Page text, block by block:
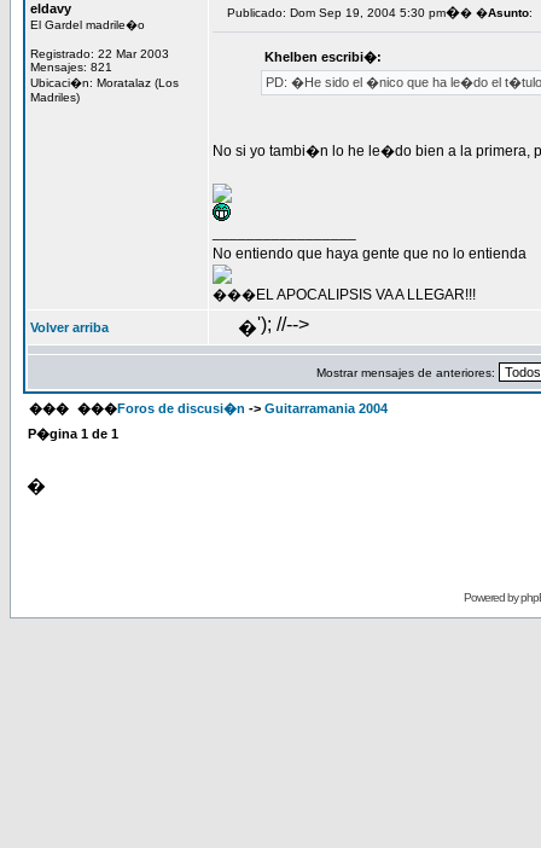
eldavy
El Gardel madrile�o
Registrado: 22 Mar 2003
Mensajes: 821
Ubicaci�n: Moratalaz (Los
Madriles)
Publicado: Dom Sep 19, 2004 5:30 pm�� �Asunto:
Khelben escribi�:
PD: �He sido el �nico que ha le�do el
No si yo tambi�n lo he le�do bien a la primera,
No entiendo que haya gente que no lo entienda
���EL APOCALIPSIS VA A LLEGAR!!!
Volver arriba �'); //-->
Mostrar mensajes de anteriores:
��� ���Foros de discusi�n -> Guitarramania 2004
P�gina 1 de 1
�
Powered by